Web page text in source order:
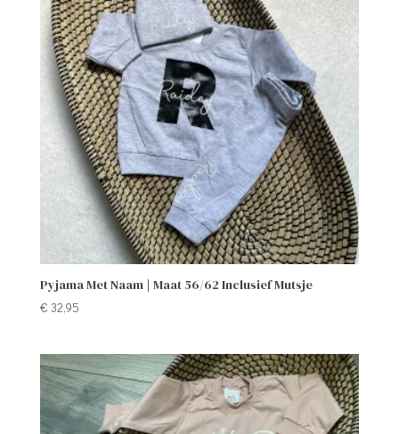
Pyjama Met Naam | Maat 56/62 Inclusief Mutsje
€ 32,95